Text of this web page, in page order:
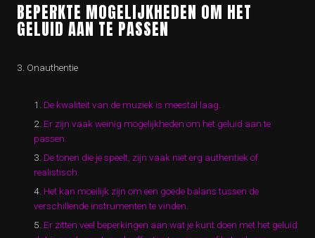
BEPERKTE MOGELIJKHEDEN OM HET
GELUID AAN TE PASSEN
3. Onauthentie
De kwaliteit van de muziek is meestal laag.
Er zijn vaak weinig mogelijkheden om het geluid aan te
passen.
De tonen die je speelt, zijn vaak niet erg authentiek of
realistisch.
Het kan moeilijk zijn om een goede balans tussen de
verschillende instrumenten te vinden.
Er zitten veel beperkingen aan wat je kunt doen met het geluid